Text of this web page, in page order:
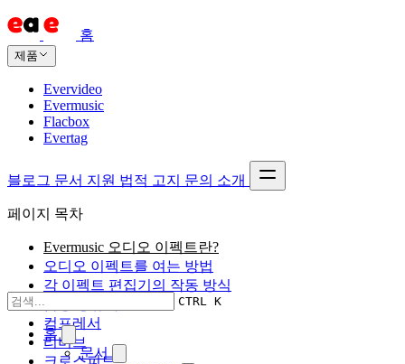
홈
제품
Evervideo
Evermusic
Flacbox
Evertag
블로그 문서 지원 법적 고지 문의 소개
CTRL K
홈
문서
페이지 목차
Evermusic 오디오 이펙트란?
오디오 이펙트를 여는 방법
각 이펙트 편집기의 작동 방식
음량 정규화
컴프레서
리버브
크로스피드